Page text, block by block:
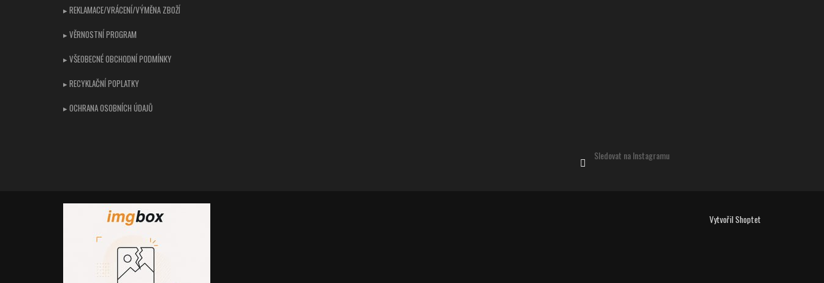
▸ REKLAMACE/VRÁCENÍ/VÝMĚNA ZBOŽÍ
▸ VĚRNOSTNÍ PROGRAM
▸ VŠEOBECNÉ OBCHODNÍ PODMÍNKY
▸ RECYKLAČNÍ POPLATKY
▸ OCHRANA OSOBNÍCH ÚDAJŮ
Sledovat na Instagramu
Vytvořil Shoptet